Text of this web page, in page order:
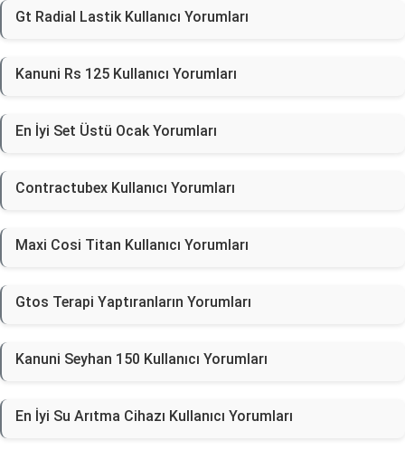
Gt Radial Lastik Kullanıcı Yorumları
Kanuni Rs 125 Kullanıcı Yorumları
En İyi Set Üstü Ocak Yorumları
Contractubex Kullanıcı Yorumları
Maxi Cosi Titan Kullanıcı Yorumları
Gtos Terapi Yaptıranların Yorumları
Kanuni Seyhan 150 Kullanıcı Yorumları
En İyi Su Arıtma Cihazı Kullanıcı Yorumları